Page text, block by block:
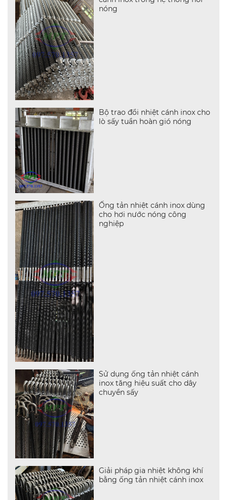
nóng
Bộ trao đổi nhiệt cánh inox cho
lò sấy tuần hoàn gió nóng
Ống tản nhiệt cánh inox dùng
cho hơi nước nóng công
nghiệp
Sử dụng ống tản nhiệt cánh
inox tăng hiệu suất cho dây
chuyền sấy
Giải pháp gia nhiệt không khí
bằng ống tản nhiệt cánh inox